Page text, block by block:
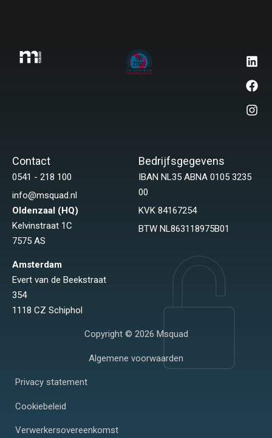
Contact
0541 - 218 100
info@msquad.nl
Oldenzaal (HQ)
Kelvinstraat 1C
7575 AS
Amsterdam
Evert van de Beekstraat
354
1118 CZ Schiphol
Bedrijfsgegevens
IBAN NL35 ABNA 0105 3235
00
KVK 84167254
BTW NL863118975B01
Copyright © 2026 Msquad
Algemene voorwaarden
Privacy statement
Cookiebeleid
Verwerkersovereenkomst